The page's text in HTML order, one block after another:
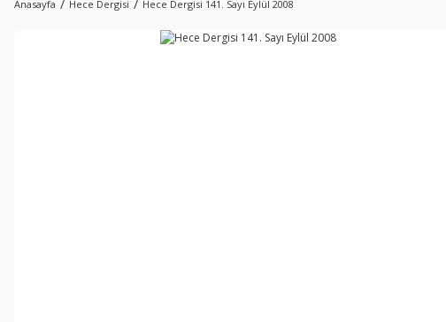
Anasayfa Hece Dergisi Hece Dergisi 141. Sayı Eylül 2008